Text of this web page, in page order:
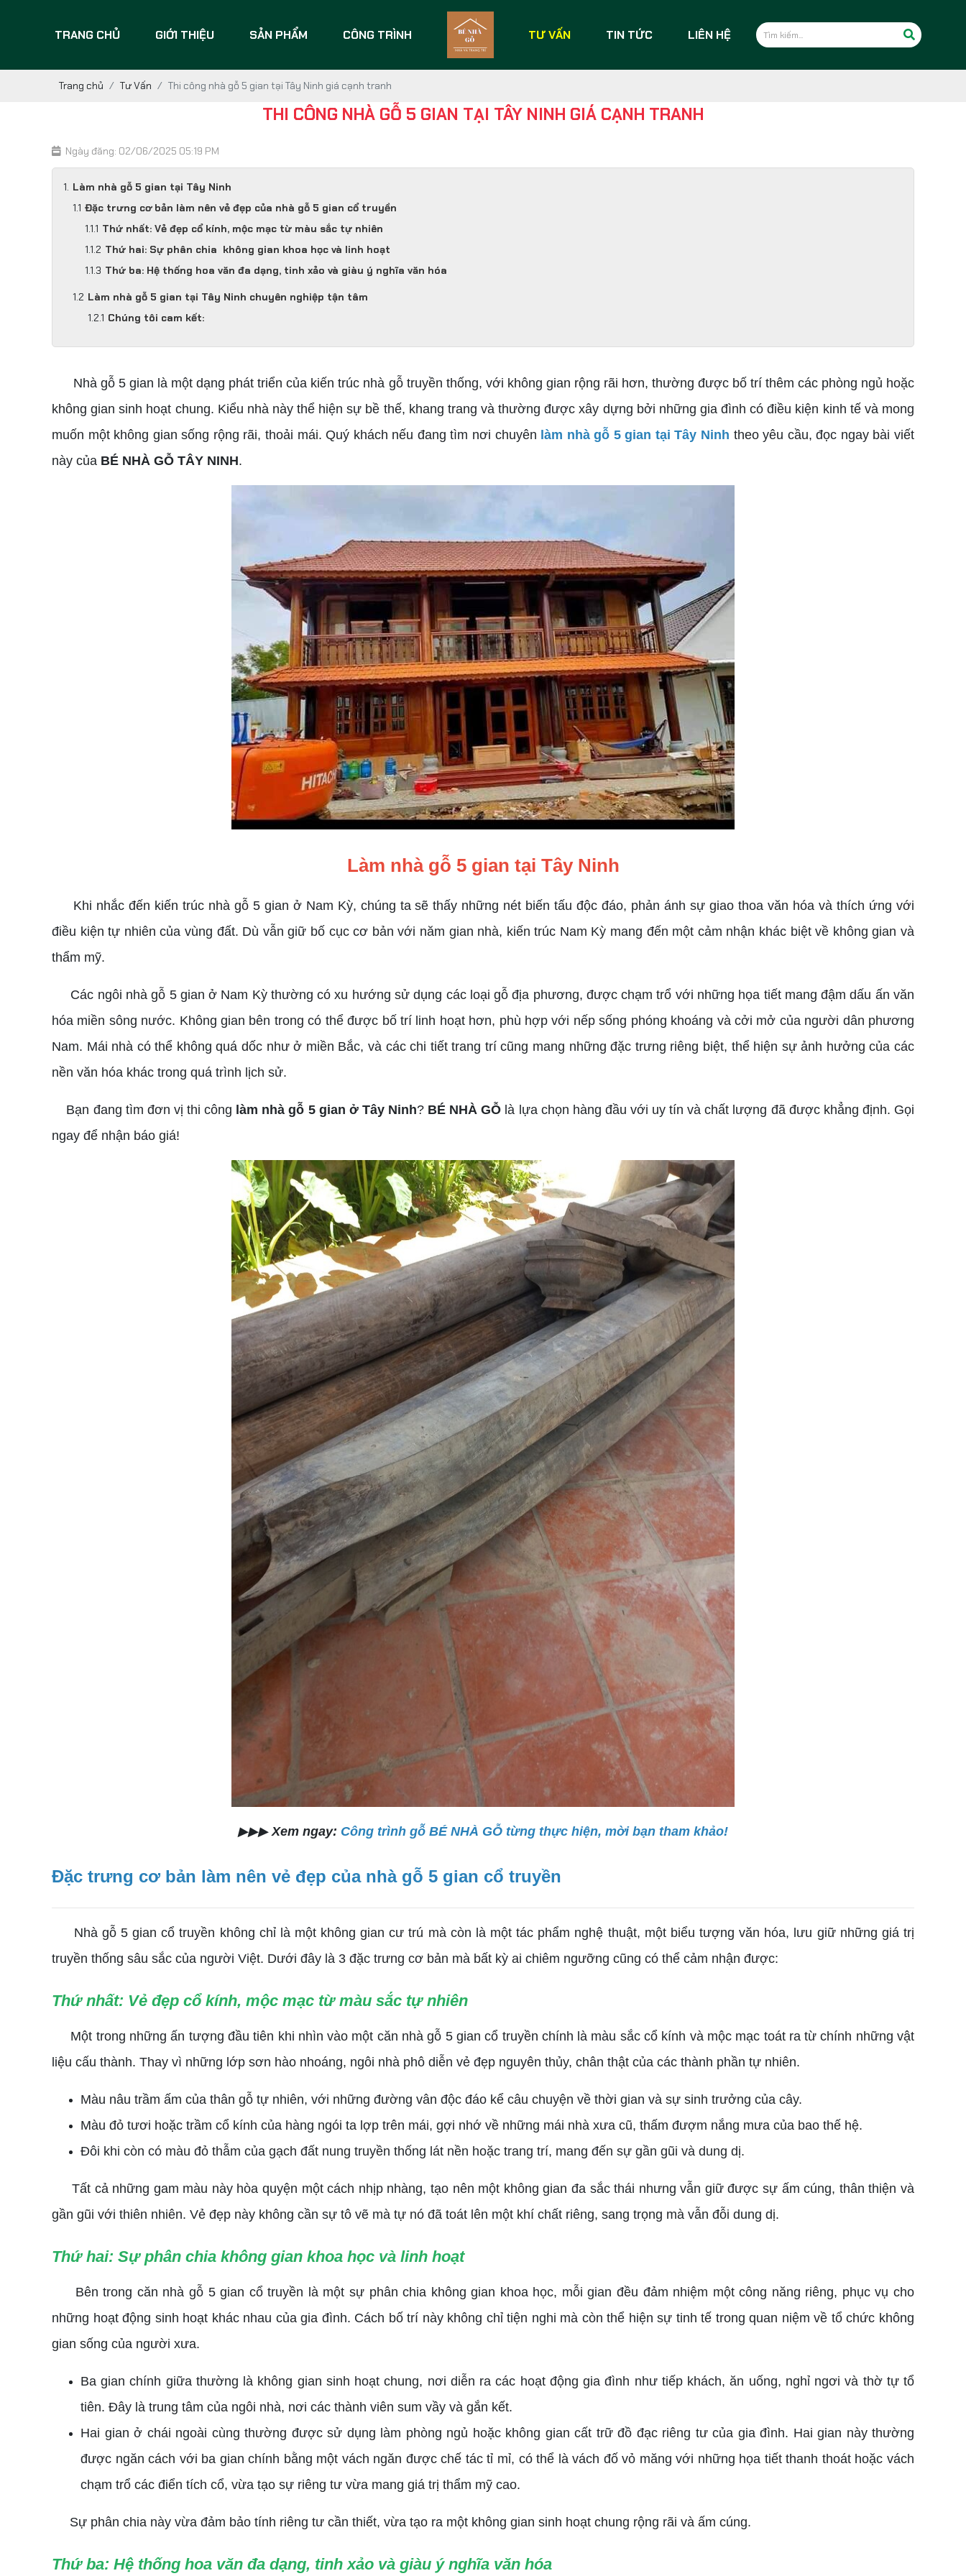
TRANG CHỦ GIỚI THIỆU SẢN PHẨM CÔNG TRÌNH TƯ VẤN TIN TỨC LIÊN HỆ
Trang chủ Tư Vấn Thi công nhà gỗ 5 gian tại Tây Ninh giá cạnh tranh
THI CÔNG NHÀ GỖ 5 GIAN TẠI TÂY NINH GIÁ CẠNH TRANH
Ngày đăng: 02/06/2025 05:19 PM
Làm nhà gỗ 5 gian tại Tây Ninh
Đặc trưng cơ bản làm nên vẻ đẹp của nhà gỗ 5 gian cổ truyền
Thứ nhất: Vẻ đẹp cổ kính, mộc mạc từ màu sắc tự nhiên
Thứ hai: Sự phân chia không gian khoa học và linh hoạt
Thứ ba: Hệ thống hoa văn đa dạng, tinh xảo và giàu ý nghĩa văn hóa
Làm nhà gỗ 5 gian tại Tây Ninh chuyên nghiệp tận tâm
Chúng tôi cam kết:
Nhà gỗ 5 gian là một dạng phát triển của kiến trúc nhà gỗ truyền thống, với không gian rộng rãi hơn, thường được bố trí thêm các phòng ngủ hoặc
không gian sinh hoạt chung. Kiểu nhà này thể hiện sự bề thế, khang trang và thường được xây dựng bởi những gia đình có điều kiện kinh tế và mong
muốn một không gian sống rộng rãi, thoải mái. Quý khách nếu đang tìm nơi chuyên làm nhà gỗ 5 gian tại Tây Ninh theo yêu cầu, đọc ngay bài viết
này của BÉ NHÀ GỖ TÂY NINH.
Làm nhà gỗ 5 gian tại Tây Ninh
Khi nhắc đến kiến trúc nhà gỗ 5 gian ở Nam Kỳ, chúng ta sẽ thấy những nét biến tấu độc đáo, phản ánh sự giao thoa văn hóa và thích ứng với
điều kiện tự nhiên của vùng đất. Dù vẫn giữ bố cục cơ bản với năm gian nhà, kiến trúc Nam Kỳ mang đến một cảm nhận khác biệt về không gian và
thẩm mỹ.
Các ngôi nhà gỗ 5 gian ở Nam Kỳ thường có xu hướng sử dụng các loại gỗ địa phương, được chạm trổ với những họa tiết mang đậm dấu ấn văn
hóa miền sông nước. Không gian bên trong có thể được bố trí linh hoạt hơn, phù hợp với nếp sống phóng khoáng và cởi mở của người dân phương
Nam. Mái nhà có thể không quá dốc như ở miền Bắc, và các chi tiết trang trí cũng mang những đặc trưng riêng biệt, thể hiện sự ảnh hưởng của các
nền văn hóa khác trong quá trình lịch sử.
Bạn đang tìm đơn vị thi công làm nhà gỗ 5 gian ở Tây Ninh?BÉ NHÀ GỖ là lựa chọn hàng đầu với uy tín và chất lượng đã được khẳng định. Gọi
ngay để nhận báo giá!
▶▶▶Xem ngay: Công trình gỗ BÉ NHÀ GỖ từng thực hiện, mời bạn tham khảo!
Đặc trưng cơ bản làm nên vẻ đẹp của nhà gỗ 5 gian cổ truyền
Nhà gỗ 5 gian cổ truyền không chỉ là một không gian cư trú mà còn là một tác phẩm nghệ thuật, một biểu tượng văn hóa, lưu giữ những giá trị
truyền thống sâu sắc của người Việt. Dưới đây là 3 đặc trưng cơ bản mà bất kỳ ai chiêm ngưỡng cũng có thể cảm nhận được:
Thứ nhất: Vẻ đẹp cổ kính, mộc mạc từ màu sắc tự nhiên
Một trong những ấn tượng đầu tiên khi nhìn vào một căn nhà gỗ 5 gian cổ truyền chính là màu sắc cổ kính và mộc mạc toát ra từ chính những vật
liệu cấu thành. Thay vì những lớp sơn hào nhoáng, ngôi nhà phô diễn vẻ đẹp nguyên thủy, chân thật của các thành phần tự nhiên.
Màu nâu trầm ấm của thân gỗ tự nhiên, với những đường vân độc đáo kể câu chuyện về thời gian và sự sinh trưởng của cây.
Màu đỏ tươi hoặc trầm cổ kính của hàng ngói ta lợp trên mái, gợi nhớ về những mái nhà xưa cũ, thấm đượm nắng mưa của bao thế hệ.
Đôi khi còn có màu đỏ thẫm của gạch đất nung truyền thống lát nền hoặc trang trí, mang đến sự gần gũi và dung dị.
Tất cả những gam màu này hòa quyện một cách nhịp nhàng, tạo nên một không gian đa sắc thái nhưng vẫn giữ được sự ấm cúng, thân thiện và
gần gũi với thiên nhiên. Vẻ đẹp này không cần sự tô vẽ mà tự nó đã toát lên một khí chất riêng, sang trọng mà vẫn đỗi dung dị.
Thứ hai: Sự phân chia không gian khoa học và linh hoạt
Bên trong căn nhà gỗ 5 gian cổ truyền là một sự phân chia không gian khoa học, mỗi gian đều đảm nhiệm một công năng riêng, phục vụ cho
những hoạt động sinh hoạt khác nhau của gia đình. Cách bố trí này không chỉ tiện nghi mà còn thể hiện sự tinh tế trong quan niệm về tổ chức không
gian sống của người xưa.
Ba gian chính giữa thường là không gian sinh hoạt chung, nơi diễn ra các hoạt động gia đình như tiếp khách, ăn uống, nghỉ ngơi và thờ tự tổ
tiên. Đây là trung tâm của ngôi nhà, nơi các thành viên sum vầy và gắn kết.
Hai gian ở chái ngoài cùng thường được sử dụng làm phòng ngủ hoặc không gian cất trữ đồ đạc riêng tư của gia đình. Hai gian này thường
được ngăn cách với ba gian chính bằng một vách ngăn được chế tác tỉ mỉ, có thể là vách đố vỏ măng với những họa tiết thanh thoát hoặc vách
chạm trổ các điển tích cổ, vừa tạo sự riêng tư vừa mang giá trị thẩm mỹ cao.
Sự phân chia này vừa đảm bảo tính riêng tư cần thiết, vừa tạo ra một không gian sinh hoạt chung rộng rãi và ấm cúng.
Thứ ba: Hệ thống hoa văn đa dạng, tinh xảo và giàu ý nghĩa văn hóa